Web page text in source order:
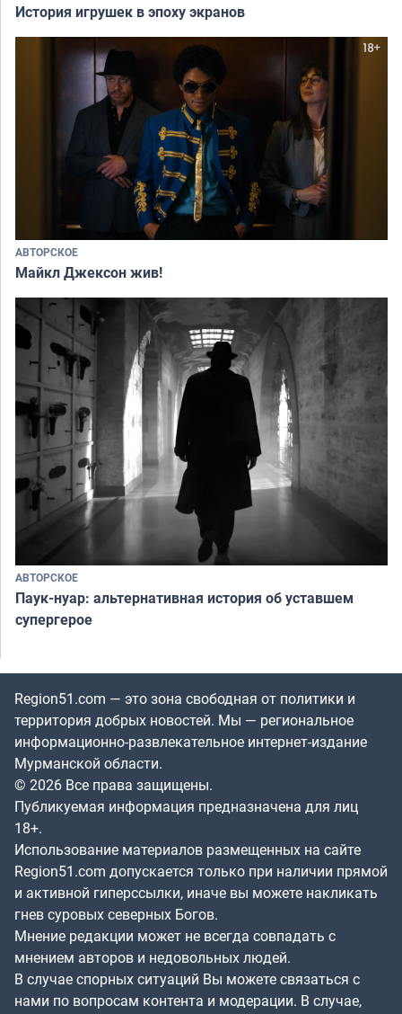
История игрушек в эпоху экранов
АВТОРСКОЕ
Майкл Джексон жив!
АВТОРСКОЕ
Паук-нуар: альтернативная история об уставшем
супергерое
Region51.com — это зона свободная от политики и
территория добрых новостей. Мы — региональное
информационно-развлекательное интернет-издание
Мурманской области.
© 2026 Все права защищены.
Публикуемая информация предназначена для лиц
18+.
Использование материалов размещенных на сайте
Region51.com допускается только при наличии прямой
и активной гиперссылки, иначе вы можете накликать
гнев суровых северных Богов.
Мнение редакции может не всегда совпадать с
мнением авторов и недовольных людей.
В случае спорных ситуаций Вы можете связаться с
нами по вопросам контента и модерации. В случае,